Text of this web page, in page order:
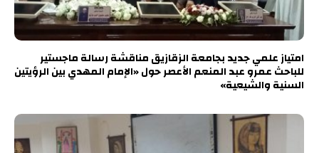
امتياز علمي جديد بجامعة الزقازيق مناقشة رسالة ماجستير
للباحث عمرو عبد المنعم الأعصر حول «الإمام المهدي بين الرؤيتين
السنية والشيعية»